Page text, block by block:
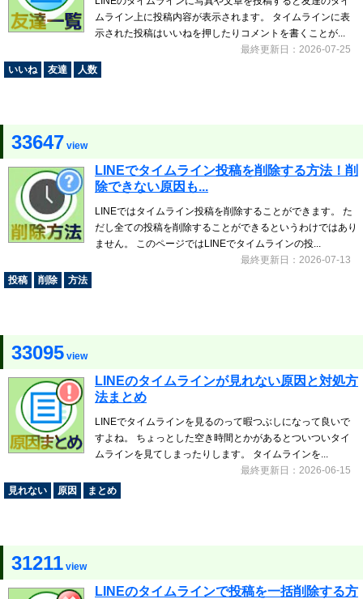
ムライン上に投稿内容が表示されます。 タイムラインに表
示された投稿はいいねを押したりコメントを書くことが...
最終更新日：2026-07-25
いいね
友達 人数
33647 view
LINEでタイムライン投稿を削除する方法！削
除できない原因も...
LINEではタイムライン投稿を削除することができます。 た
だし全ての投稿を削除することができるというわけではあり
ません。 このページではLINEでタイムラインの投...
最終更新日：2026-07-13
投稿
削除 方法
33095 view
LINEのタイムラインが見れない原因と対処方
法まとめ
LINEでタイムラインを見るのって暇つぶしになって良いで
すよね。 ちょっとした空き時間とかがあるとついついタイ
ムラインを見てしまったりします。 タイムラインを...
最終更新日：2026-06-15
見れない
原因 まとめ
31211 view
LINEのタイムラインで投稿を一括削除する方